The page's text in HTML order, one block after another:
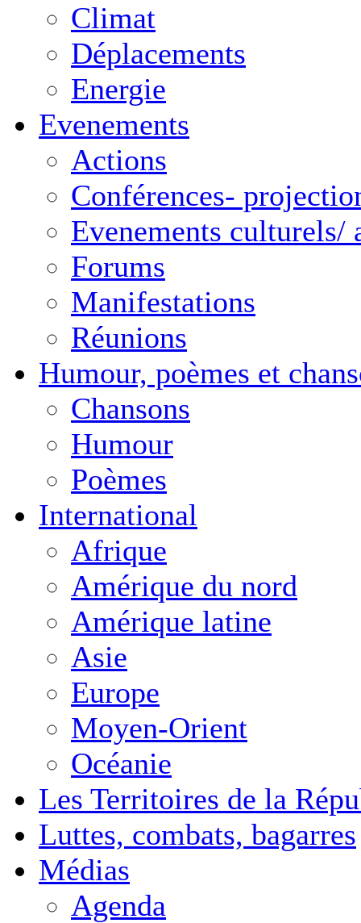
Climat
Déplacements
Energie
Evenements
Actions
Conférences-
Evenements culturels/
Forums
Manifestations
Réunions
Humour, poèmes et
Chansons
Humour
Poèmes
International
Afrique
Amérique du nord
Amérique latine
Asie
Europe
Moyen-Orient
Océanie
Les Territoires de la
Luttes, combats, bagarres
Médias
Agenda